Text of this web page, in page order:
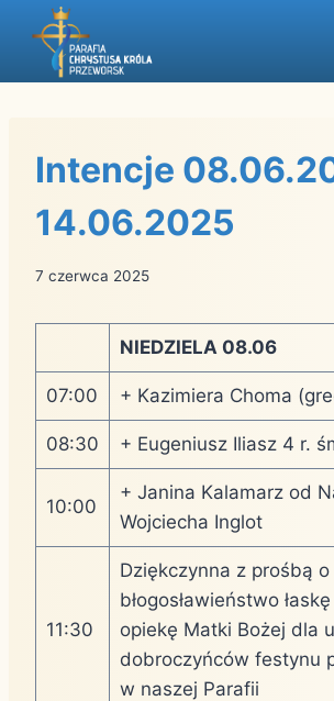
Przejdź
Intencje
14.06.2025
7 czerwca 2025
NIEDZIELA 08.06
07:00 + Kazimiera Choma
08:30 + Eugeniusz Iliasz 4 r.
10:00
+ Janina Kalamarz od
Wojciecha Inglot
11:30
Dziękczynna z prośbą o
błogosławieństwo
opiekę Matki Bożej dla
dobroczyńców festynu
w naszej Parafii